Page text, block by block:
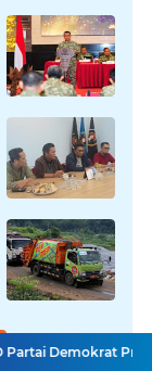
Provinsi Jawa